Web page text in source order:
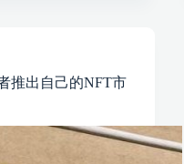
推出自己的NFT市